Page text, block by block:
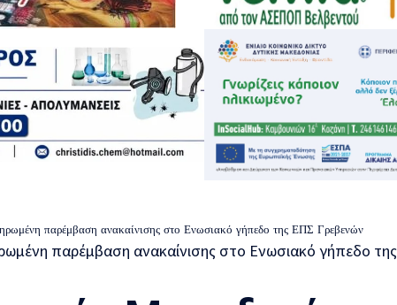
παρέμβαση ανακαίνισης στο Ενωσιακό γήπεδο της ΕΠΣ Γρεβενών